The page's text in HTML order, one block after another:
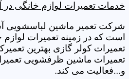
خدمات تعمیرات لوازم خانگی در
شرکت تعمیر ماشین لباسشویی
است که در زمینه تعمیرات
تعمیرات کولر گازی بهترین
تعمیرات ماشین ظرفشویی
و...فعالیت می کند.